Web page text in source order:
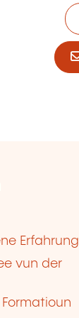
Erfahrung
vun der